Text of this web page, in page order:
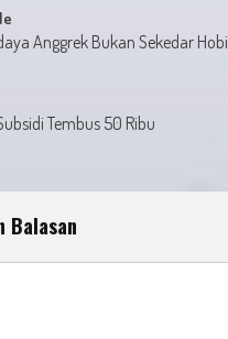
Anggrek Bukan Sekedar Hobi
Tembus 50 Ribu
Balasan